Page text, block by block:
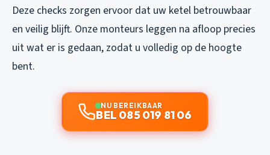
Deze checks zorgen ervoor dat uw ketel betrouwbaar
en veilig blijft. Onze monteurs leggen na afloop precies
uit wat er is gedaan, zodat u volledig op de hoogte
bent.
NU BEREIKBAAR
BEL 085 019 81 06